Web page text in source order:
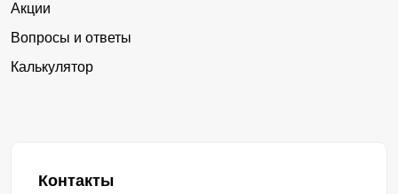
Акции
Вопросы и ответы
Калькулятор
Контакты